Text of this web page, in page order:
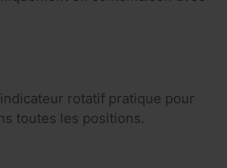
rotatif pratique pour
toutes les positions.